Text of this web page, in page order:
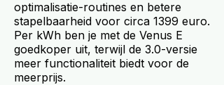
optimalisatie-routines en betere
stapelbaarheid voor circa 1399 euro.
Per kWh ben je met de Venus E
goedkoper uit, terwijl de 3.0-versie
meer functionaliteit biedt voor de
meerprijs.